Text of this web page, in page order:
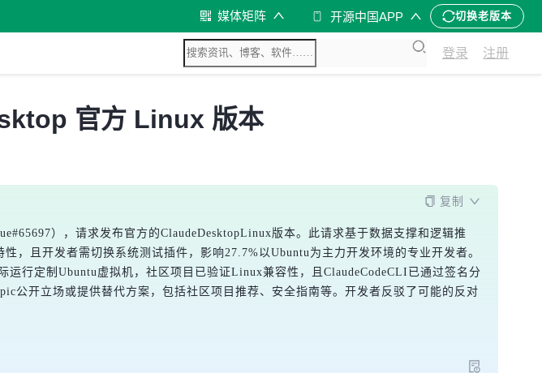
媒体矩阵 开源中国APP 切换老版本
登录 注册
官方 Linux 版本
复制
），请求发布官方的ClaudeDesktopLinux版本。此请求基于数据支撑和逻辑推
，且开发者需切换系统测试插件，影响27.7%以Ubuntu为主力开发环境的专业开发者。
行定制Ubuntu虚拟机，社区项目已验证Linux兼容性，且ClaudeCodeCLI已通过签名分
公开立场或提供替代方案，包括社区项目推荐、安全指南等。开发者反驳了可能的反对